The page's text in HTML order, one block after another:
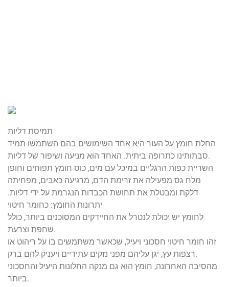
תמיסת דליות
החלת חומץ על העור היא אחד השימושים בהם השתמשו תמיד
סבתותינו כתרופה ביתית. האחד הוא מניעה ושיפור של דליות.
השריית כפות הרגליים במיכל עם מים, כוס חומץ תפוחים וחופן
מלח גס מפעילה את זרימת הדם, מרגיעה כאבים, מפחיתה
דלקת ומבטלת את תחושת הכבדות הנגרמת על ידי דליות.
יתרונות החומץ: כחומר חיטוי
לחומץ יש יכולת לנטרל את החיידקים המסוכנים ביותר, כולל
שחפת וצרעת.
זהו חומר חיטוי חסכוני ויעיל, שכאשר משתמשים בו על ריהוט או
רצפות עץ, יגן עליהם מפני נזקים עתידיים ויעניק להם ברק.
מהסיבה האחרונה, חומץ הוא גם מנקה החלונות היעיל והחסכוני
ביותר.